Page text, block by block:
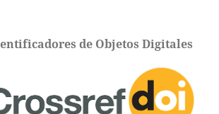
de Objetos Digitales